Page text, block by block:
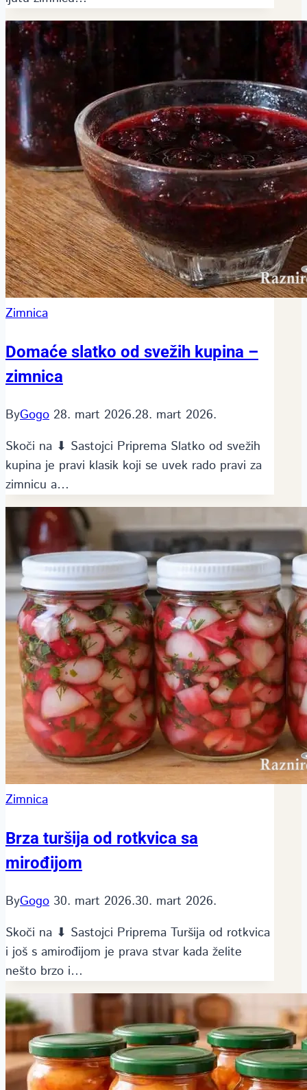
Zimnica
Domaće slatko od svežih kupina –
zimnica
ByGogo 28. mart 2026.28. mart 2026.
Skoči na ⬇ Sastojci Priprema Slatko od svežih
kupina je pravi klasik koji se uvek rado pravi za
zimnicu a…
Zimnica
Brza turšija od rotkvica sa
mirođijom
ByGogo 30. mart 2026.30. mart 2026.
Skoči na ⬇ Sastojci Priprema Turšija od rotkvica
i još s amirođijom je prava stvar kada želite
nešto brzo i…